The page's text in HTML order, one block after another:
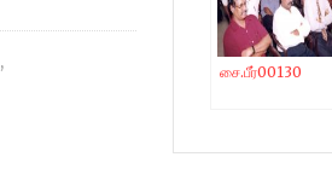
,
சை.பீர்00130